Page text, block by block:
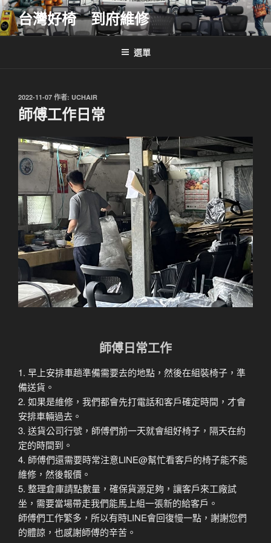
跳
至
主
台灣好椅 到府維修
選單
發
佈
於
2022-11-07 作者: UCHAIR
師傅工作日常
師傅日常工作
1. 早上安排車趟準備需要去的地點，然後在組裝椅子，準
備送貨。
2. 如果是維修，我們都會先打電話和客戶確定時間，才會
安排車輛過去。
3. 送貨公司行號，師傅們前一天就會組好椅子，隔天在約
定的時間到。
4. 師傅們還需要時常注意LINE@幫忙看客戶的椅子能不能
維修，然後報價。
5. 整理倉庫請點數量，確保貨源足夠，讓客戶來工廠試
坐，需要當場帶走我們能馬上組一張新的給客戶。
師傅們工作繁多，所以有時LINE會回復慢一點，謝謝您們
的體諒，也感謝師傅的辛苦。